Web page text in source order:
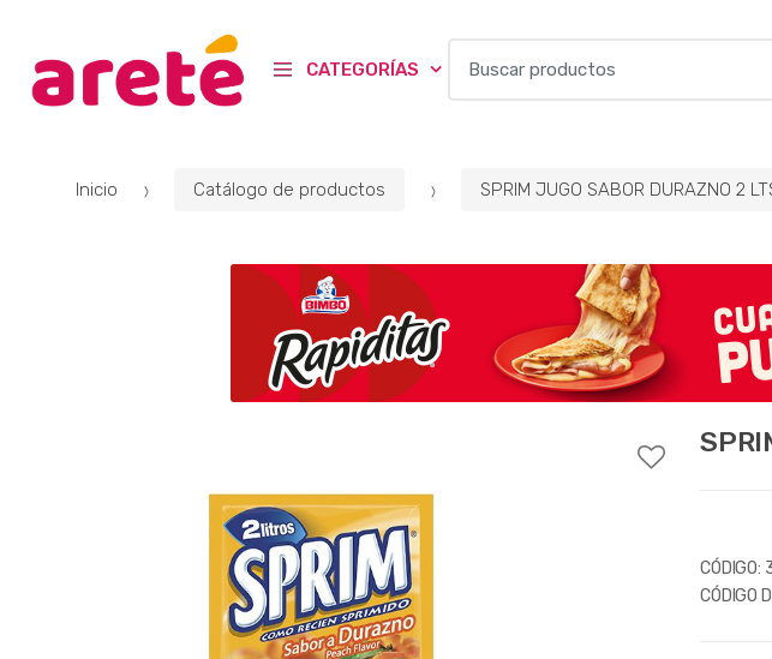
CATEGORÍAS
Inicio Catálogo de productos SPRIM JUGO SABOR DURAZNO 2
CÓDIGO:
CÓDIGO